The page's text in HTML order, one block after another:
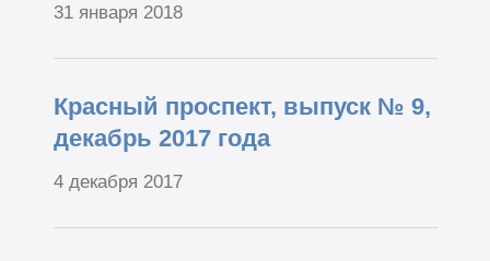
31 января 2018
Красный проспект, выпуск № 9,
декабрь 2017 года
4 декабря 2017